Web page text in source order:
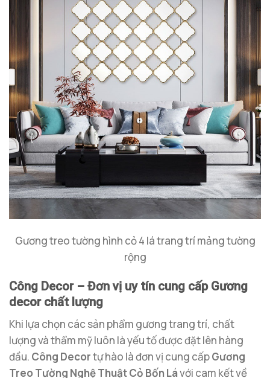
Gương treo tường hình cỏ 4 lá trang trí mảng tường
rộng
Công Decor – Đơn vị uy tín cung cấp Gương
decor chất lượng
Khi lựa chọn các sản phẩm gương trang trí, chất
lượng và thẩm mỹ luôn là yếu tố được đặt lên hàng
đầu. Công Decortự hào là đơn vị cung cấpGương
Treo Tường Nghệ Thuật Cỏ Bốn Lávới cam kết về